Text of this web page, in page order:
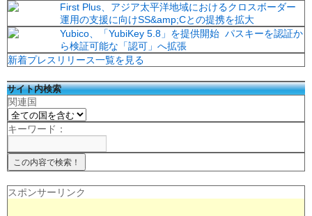
First Plus、アジア太平洋地域におけるクロスボーダー
運用の支援に向けSS&amp;Cとの提携を拡大
Yubico、「YubiKey 5.8」を提供開始 パスキーを認証か
ら検証可能な「認可」へ拡張
新着プレスリリース一覧を見る
サイト内検索
関連国
キーワード：
スポンサーリンク